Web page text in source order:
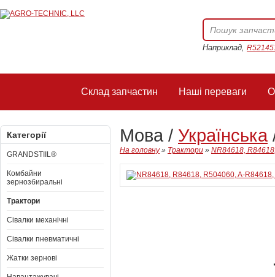
Наприклад,
Склад запчастин Наші переваги
Категорії
GRANDSTIIL®
Комбайни
зернозбиральні
Трактори
Сівалки механічні
Сівалки пневматичні
Жатки зернові
Мова / Українська
На головну» Трактори » NR84618,